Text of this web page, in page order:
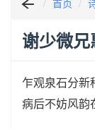
首页
谢少微
乍观泉石分新
病后不妨风韵